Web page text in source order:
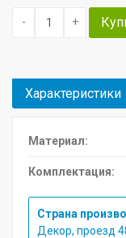
- +
Характеристики
Материал:
Комплектация:
Страна
Декор, проезд